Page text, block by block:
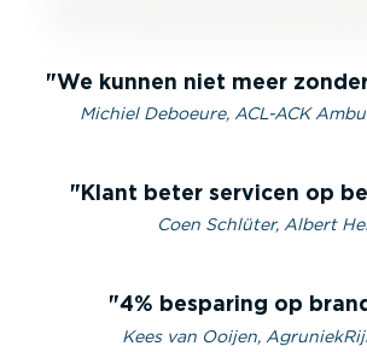
We kunnen niet meer
Michiel Deboeure, ACL-ACK
Klant beter servicen op
Coen Schlüter, Albert
4% besparing op
Kees van Ooijen,